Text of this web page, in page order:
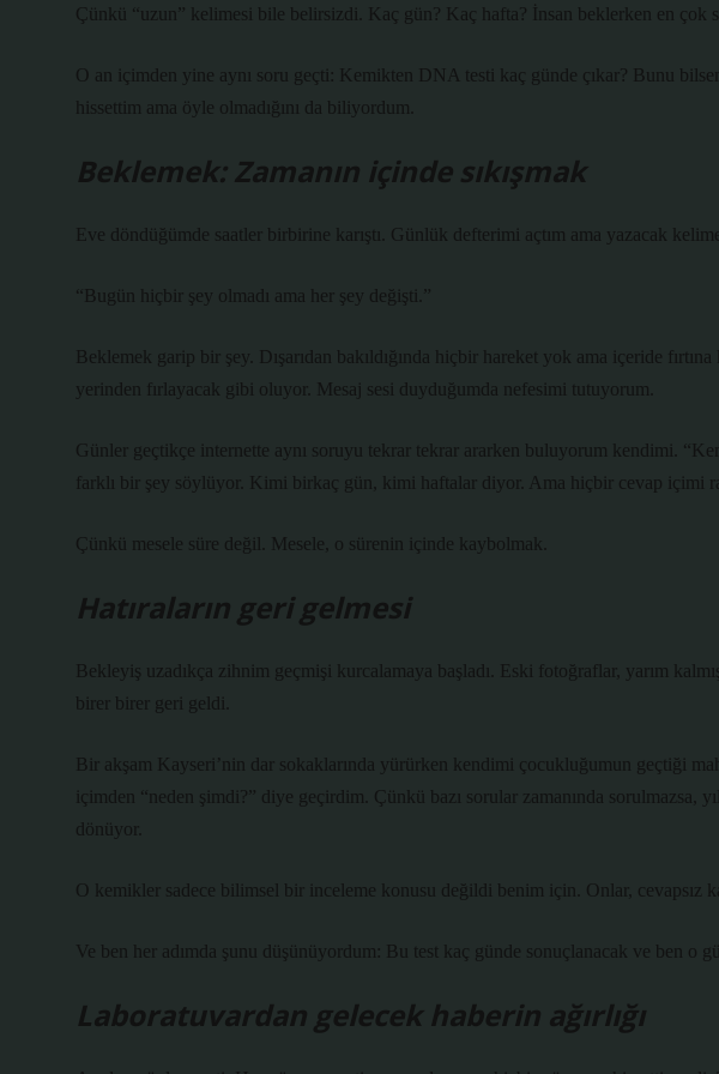
Çünkü “uzun” kelimesi bile belirsizdi. Kaç gün? Kaç hafta? İnsan beklerken en çok
O an içimden yine aynı soru geçti: Kemikten DNA testi kaç günde çıkar? Bunu
hissettim ama öyle olmadığını da biliyordum.
Beklemek: Zamanın içinde sıkışmak
Eve döndüğümde saatler birbirine karıştı. Günlük defterimi açtım ama yazacak
“Bugün hiçbir şey olmadı ama her şey değişti.”
Beklemek garip bir şey. Dışarıdan bakıldığında hiçbir hareket yok ama içeride
yerinden fırlayacak gibi oluyor. Mesaj sesi duyduğumda nefesimi tutuyorum.
Günler geçtikçe internette aynı soruyu tekrar tekrar ararken buluyorum kendimi.
farklı bir şey söylüyor. Kimi birkaç gün, kimi haftalar diyor. Ama hiçbir cevap içimi
Çünkü mesele süre değil. Mesele, o sürenin içinde kaybolmak.
Hatıraların geri gelmesi
Bekleyiş uzadıkça zihnim geçmişi kurcalamaya başladı. Eski fotoğraflar, yarım
birer birer geri geldi.
Bir akşam Kayseri’nin dar sokaklarında yürürken kendimi çocukluğumun geçtiği
içimden “neden şimdi?” diye geçirdim. Çünkü bazı sorular zamanında sorulmazsa,
dönüyor.
O kemikler sadece bilimsel bir inceleme konusu değildi benim için. Onlar, cevapsız
Ve ben her adımda şunu düşünüyordum: Bu test kaç günde sonuçlanacak ve ben o
Laboratuvardan gelecek haberin ağırlığı